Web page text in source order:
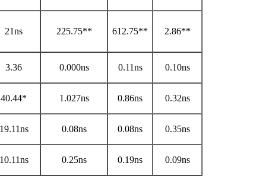
2.86**
612.75**
225.75**
21ns
0.10ns
0.11ns
0.000ns
3.36
0.32ns
0.86ns
1.027ns
40.44*
0.35ns
0.08ns
0.08ns
0.09ns
0.19ns
0.25ns